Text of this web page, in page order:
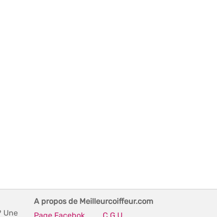
Une
A propos de Meilleurcoiffeur.com
Page Facebok
C.G.U